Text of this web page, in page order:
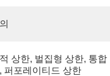
상한, 벌집형 상한, 통합
퍼포레이티드 상한